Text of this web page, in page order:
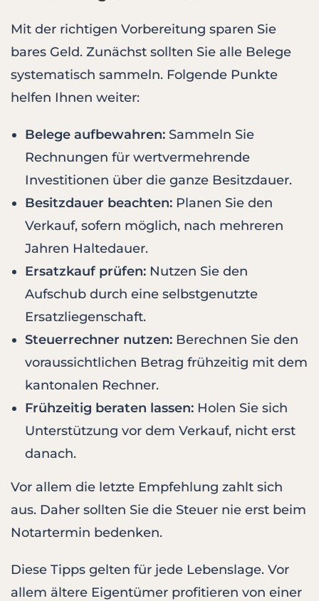
Mit der richtigen Vorbereitung sparen Sie
bares Geld. Zunächst sollten Sie alle Belege
systematisch sammeln. Folgende Punkte
helfen Ihnen weiter:
Belege aufbewahren: Sammeln Sie
Rechnungen für wertvermehrende
Investitionen über die ganze Besitzdauer.
Besitzdauer beachten: Planen Sie den
Verkauf, sofern möglich, nach mehreren
Jahren Haltedauer.
Ersatzkauf prüfen: Nutzen Sie den
Aufschub durch eine selbstgenutzte
Ersatzliegenschaft.
Steuerrechner nutzen: Berechnen Sie den
voraussichtlichen Betrag frühzeitig mit dem
kantonalen Rechner.
Frühzeitig beraten lassen: Holen Sie sich
Unterstützung vor dem Verkauf, nicht erst
danach.
Vor allem die letzte Empfehlung zahlt sich
aus. Daher sollten Sie die Steuer nie erst beim
Notartermin bedenken.
Diese Tipps gelten für jede Lebenslage. Vor
allem ältere Eigentümer profitieren von einer